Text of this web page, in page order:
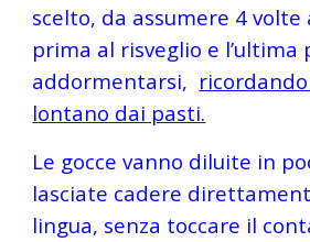
scelto, da assumere 4 volte
prima al risveglio e l’ultima
addormentarsi,
lontano dai pasti.
Le gocce vanno diluite in
lasciate cadere
lingua, senza toccare il